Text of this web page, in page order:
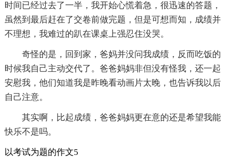
时间已经过去了一半，我开始心慌着急，很迅速的答题，
虽然到最后赶在了交卷前做完题，但是可想而知，成绩并
不理想，我难过的趴在课桌上强忍住没哭。
奇怪的是，回到家，爸妈并没问我成绩，反而吃饭的
时候我自己主动交代了。爸爸妈妈非但没有怪我，还一起
安慰我，他们知道我是昨晚看动画片太晚，也告诉我以后
自己注意。
其实啊，比起成绩，爸爸妈妈更在意的还是希望我能
快乐不是吗。
以考试为题的作文5